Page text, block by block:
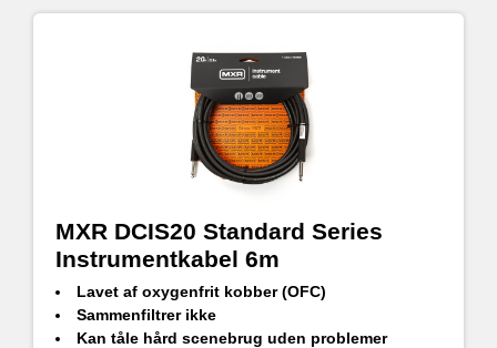
MXR DCIS20 Standard Series
Instrumentkabel 6m
Lavet af oxygenfrit kobber (OFC)
Sammenfiltrer ikke
Kan tåle hård scenebrug uden problemer